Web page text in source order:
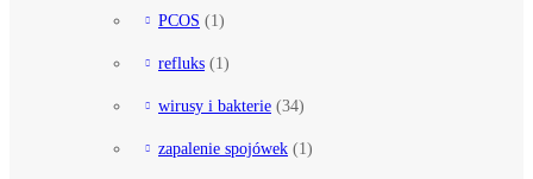
PCOS (1)
refluks (1)
wirusy i bakterie (34)
zapalenie spojówek (1)